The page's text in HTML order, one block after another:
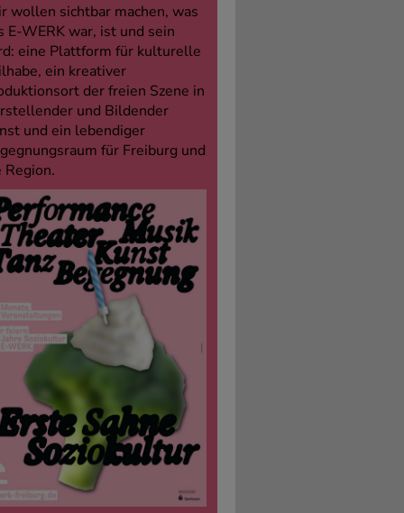
wollen sichtbar machen, was
E-WERK war, ist und sein
eine Plattform für kulturelle
ein kreativer
der freien Szene in
und Bildender
und ein lebendiger
für Freiburg und
Region.